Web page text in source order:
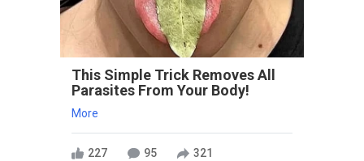
This Simple Trick Removes All
Parasites From Your Body!
More
227 95 321